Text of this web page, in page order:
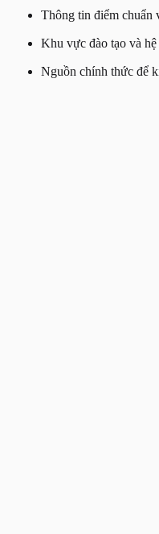
Thông tin điểm chuẩn
Khu vực đào tạo và
Nguồn chính thức để